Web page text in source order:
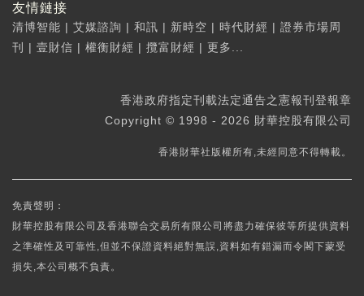
友情鏈接
清博智能 | 艾媒諮詢 | 和訊 | 新時空 | 時代財經 | 證券市場周
刊
| 壹財信 | 權衡財經 | 攬富財經 | 更多...
香港政府指定刊載法定通告之憲報刊登報章
Copyright © 1998 - 2026 財華控股有限公司
香港財華社版權所有,未經同意不得轉載。
免責聲明：
財華控股有限公司及香港聯合交易所有限公司將盡力確保彼等所提供資料
之準確性及可靠性,但並不保證資料絕對無誤,資料如有錯漏而令閣下蒙受
損失,本公司概不負責。